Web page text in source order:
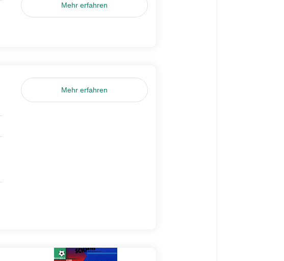
Mehr erfahren
Mehr erfahren